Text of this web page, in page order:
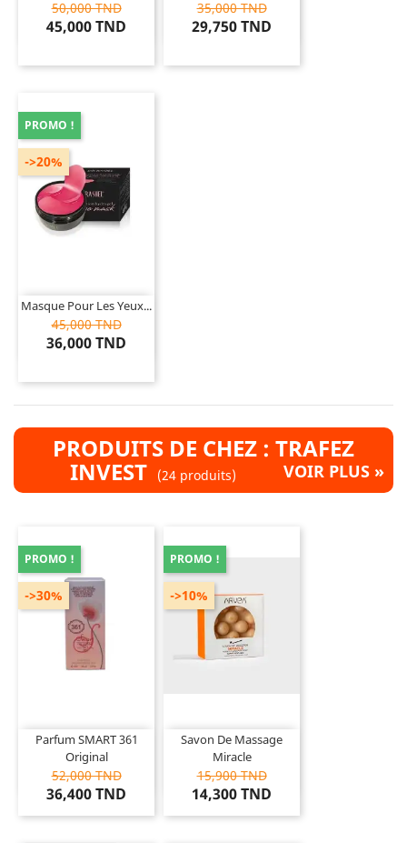
50,000 TND
45,000 TND
35,000 TND
29,750 TND
Masque Pour Les Yeux...
45,000 TND
36,000 TND
PROMO !
->20%
PRODUITS DE CHEZ : TRAFEZ
INVEST (24 produits) VOIR PLUS »
Parfum SMART 361
Original
52,000 TND
36,400 TND
PROMO !
->30%
Savon De Massage
Miracle
15,900 TND
14,300 TND
->10%
PROMO !